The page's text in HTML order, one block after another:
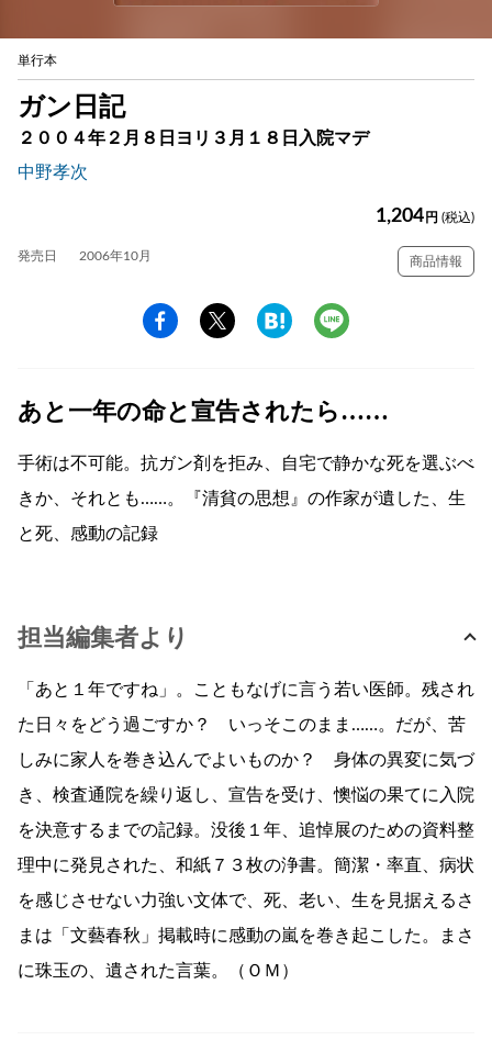
単行本
ガン日記
２００４年２月８日ヨリ３月１８日入院マデ
中野孝次
1,204 円 (税込)
発売日 2006年10月 商品情報
あと一年の命と宣告されたら……
手術は不可能。抗ガン剤を拒み、自宅で静かな死を選ぶべ
きか、それとも……。『清貧の思想』の作家が遺した、生
と死、感動の記録
担当編集者より
「あと１年ですね」。こともなげに言う若い医師。残され
た日々をどう過ごすか？ いっそこのまま……。だが、苦
しみに家人を巻き込んでよいものか？ 身体の異変に気づ
き、検査通院を繰り返し、宣告を受け、懊悩の果てに入院
を決意するまでの記録。没後１年、追悼展のための資料整
理中に発見された、和紙７３枚の浄書。簡潔・率直、病状
を感じさせない力強い文体で、死、老い、生を見据えるさ
まは「文藝春秋」掲載時に感動の嵐を巻き起こした。まさ
に珠玉の、遺された言葉。（ＯＭ）